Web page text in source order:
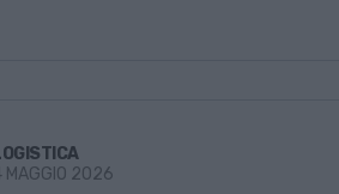
MAGGIO 2026